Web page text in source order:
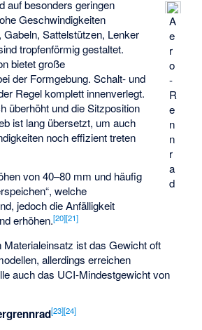
A
e
r
o
-
R
e
n
n
r
a
d
auf besonders geringen
Geschwindigkeiten
Sattelstützen, Lenker
tropfenförmig gestaltet.
bietet große
der Formgebung. Schalt- und
Regel komplett innenverlegt.
überhöht und die Sitzposition
ist lang übersetzt, um auch
noch effizient treten
von 40–80 mm und häufig
welche
jedoch die Anfälligkeit
erhöhen.[20][21]
Materialeinsatz ist das Gewicht oft
allerdings erreichen
auch das UCI-Mindestgewicht von
[23][24]